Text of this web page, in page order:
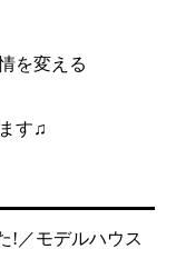
を変える
す♫
!／モデルハウス